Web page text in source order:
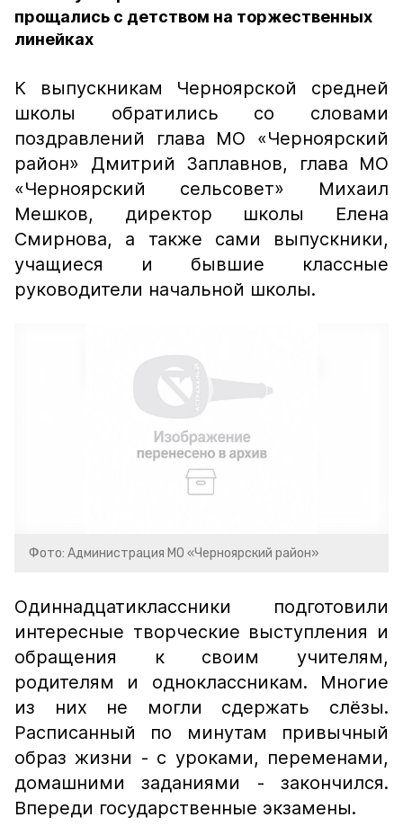
прощались с детством на торжественных
линейках
К выпускникам Черноярской средней
школы обратились со словами
поздравлений глава МО «Черноярский
район» Дмитрий Заплавнов, глава МО
«Черноярский сельсовет» Михаил
Мешков, директор школы Елена
Смирнова, а также сами выпускники,
учащиеся и бывшие классные
руководители начальной школы.
Фото: Администрация МО «Черноярский район»
Одиннадцатиклассники подготовили
интересные творческие выступления и
обращения к своим учителям,
родителям и одноклассникам. Многие
из них не могли сдержать слёзы.
Расписанный по минутам привычный
образ жизни - с уроками, переменами,
домашними заданиями - закончился.
Впереди государственные экзамены.